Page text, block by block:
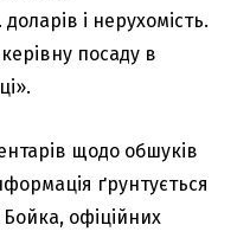
і нерухомість.
посаду в
щодо обшуків
ґрунтується
офіційних